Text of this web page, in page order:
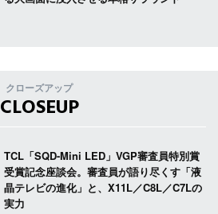
クローズアップ
CLOSEUP
TCL「SQD-Mini LED」VGP審査員特別賞
受賞記念座談会。審査員が語り尽くす「液
晶テレビの進化」と、X11L／C8L／C7Lの
実力